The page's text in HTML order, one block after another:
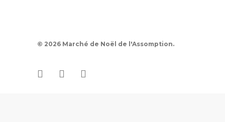
© 2026 Marché de Noël de l'Assomption.